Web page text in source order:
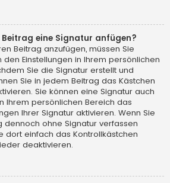
eine Signatur anfügen?
Beitrag anzufügen, müssen Sie
Einstellungen in Ihrem persönlichen
Sie die Signatur erstellt und
Sie in jedem Beitrag das Kästchen
Sie können eine Signatur auch
Ihrem persönlichen Bereich das
Ihrer Signatur aktivieren. Wenn Sie
dennoch ohne Signatur verfassen
dort einfach das Kontrollkästchen
deaktivieren.